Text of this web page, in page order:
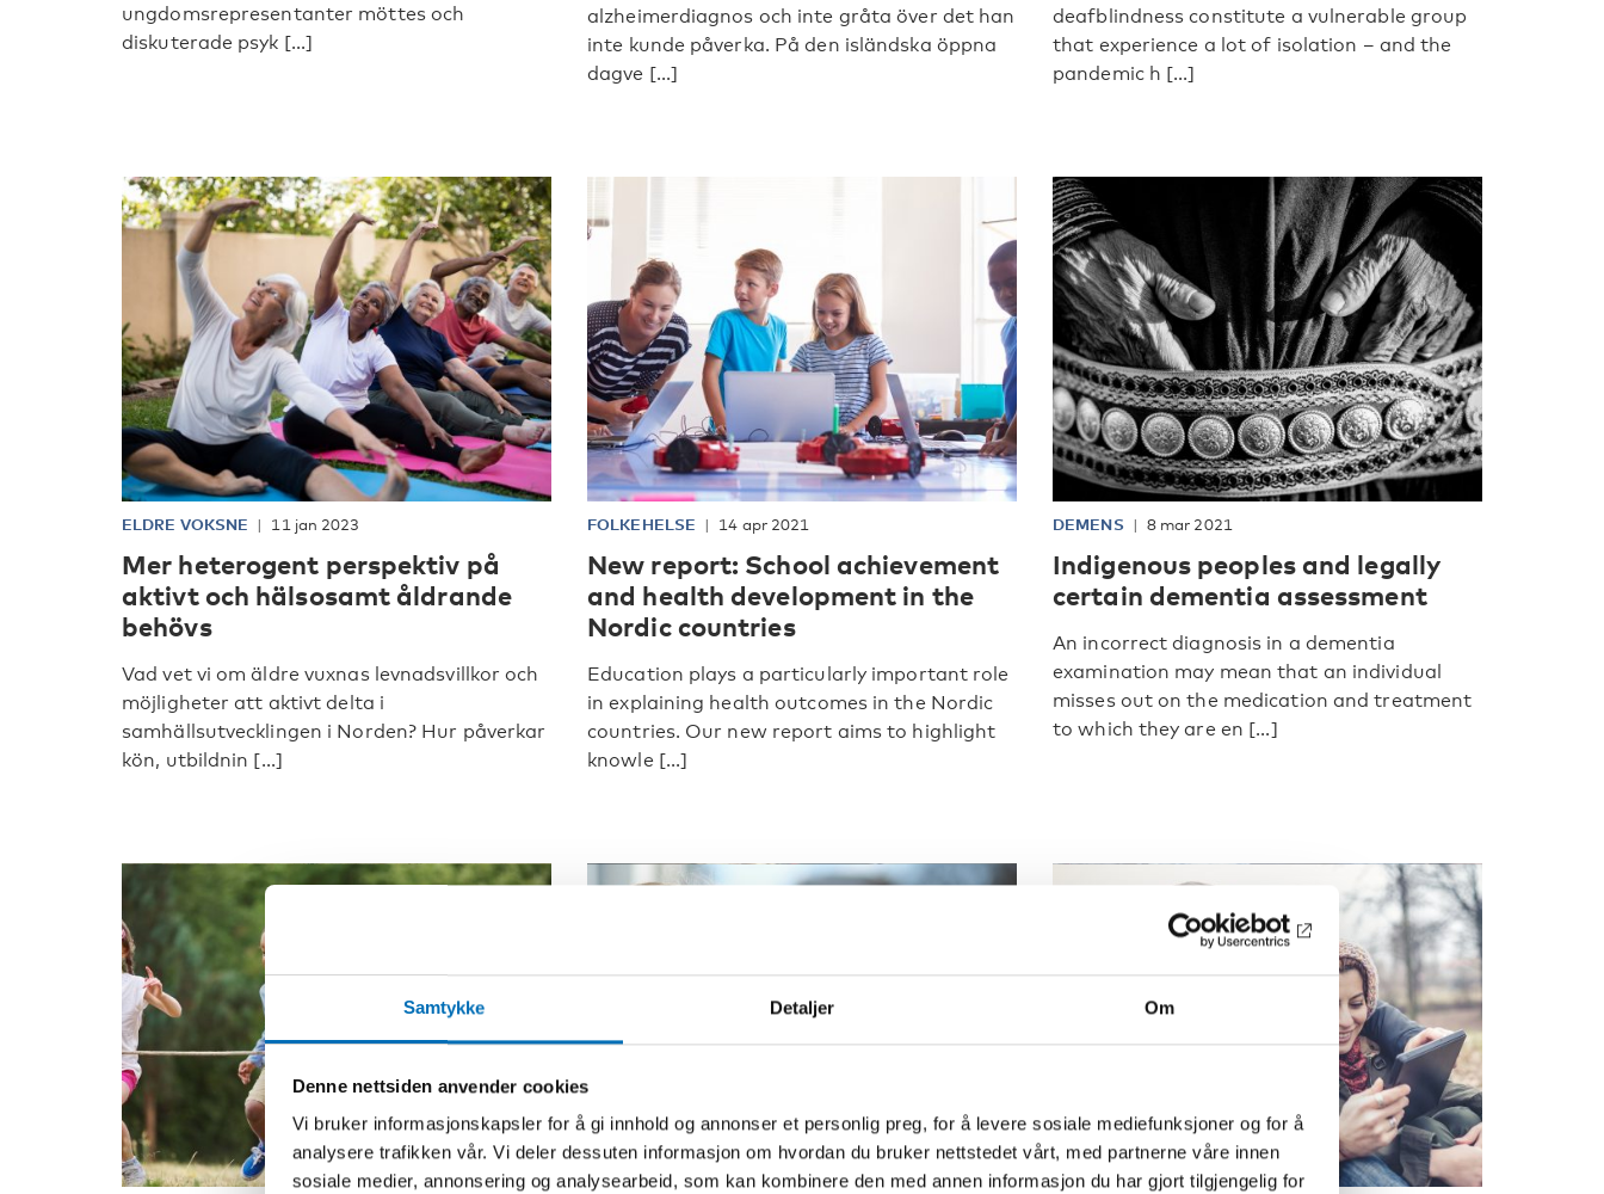
Samtykke Detaljer Om
Denne nettsiden anvender cookies
Vi bruker informasjonskapsler for å gi innhold og annonser et personlig preg, for å levere sosiale mediefunksjoner og for å
analysere trafikken vår. Vi deler dessuten informasjon om hvordan du bruker nettstedet vårt, med partnerne våre innen
sosiale medier, annonsering og analysearbeid, som kan kombinere den med annen informasjon du har gjort tilgjengelig for
ungdomsrepresentanter möttes och
diskuterade psyk [...]
alzheimerdiagnos och inte gråta över det han
inte kunde påverka. På den isländska öppna
dagve [...]
deafblindness constitute a vulnerable group
that experience a lot of isolation – and the
pandemic h [...]
ELDRE VOKSNE 11 jan 2023
Mer heterogent perspektiv på
aktivt och hälsosamt åldrande
behövs
Vad vet vi om äldre vuxnas levnadsvillkor och
möjligheter att aktivt delta i
samhällsutvecklingen i Norden? Hur påverkar
kön, utbildnin [...]
FOLKEHELSE 14 apr 2021
New report: School achievement
and health development in the
Nordic countries
Education plays a particularly important role
in explaining health outcomes in the Nordic
countries. Our new report aims to highlight
knowle [...]
DEMENS 8 mar 2021
Indigenous peoples and legally
certain dementia assessment
An incorrect diagnosis in a dementia
examination may mean that an individual
misses out on the medication and treatment
to which they are en [...]